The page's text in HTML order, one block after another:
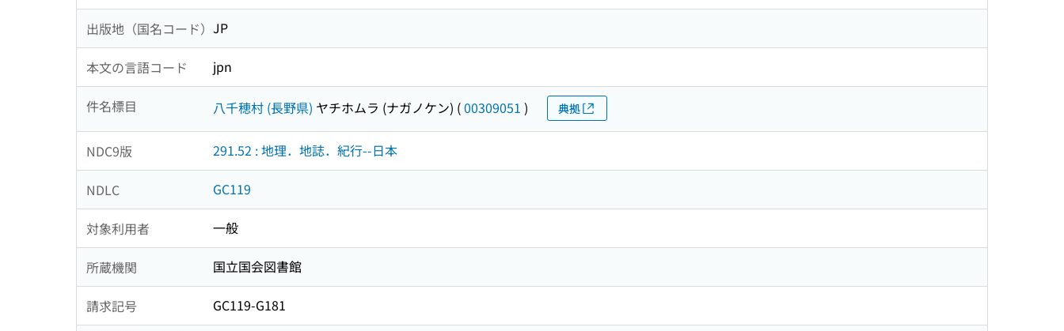
出版地（国名コード） JP
本文の言語コード jpn
件名標目 八千穂村 (長野県) ヤチホムラ (ナガノケン) (00309051 ) 典拠
NDC9版 291.52 : 地理．地誌．紀行--日本
NDLC GC119
対象利用者 一般
所蔵機関 国立国会図書館
請求記号
GC119-G181